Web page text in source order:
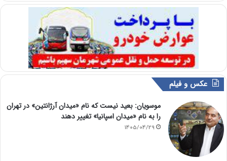
عکس و فیلم
موسویان: بعید نیست که نام «میدان آرژانتین» در تهران
را به نام «میدان اسپانیا» تغییر دهند
1405/04/29